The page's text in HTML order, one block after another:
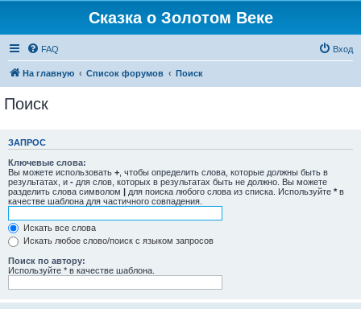
Сказка о Золотом Веке
FAQ Вход
На главную Список форумов Поиск
Поиск
ЗАПРОС
Ключевые слова:
Вы можете использовать + , чтобы определить слова, которые должны быть в
результатах, и - для слов, которых в результатах быть не должно. Вы можете
разделить слова символом | для поиска любого слова из списка. Используйте * в
качестве шаблона для частичного совпадения.
Искать все слова
Искать любое слово/поиск с языком запросов
Поиск по автору:
Используйте * в качестве шаблона.